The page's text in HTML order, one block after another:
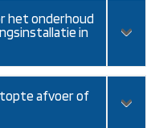
het onderhoud
in
afvoer of